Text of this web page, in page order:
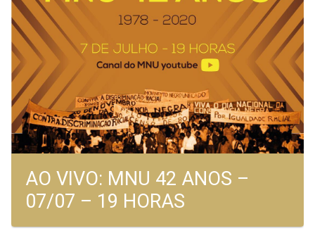
AO VIVO: MNU 42 ANOS –
07/07 – 19 HORAS